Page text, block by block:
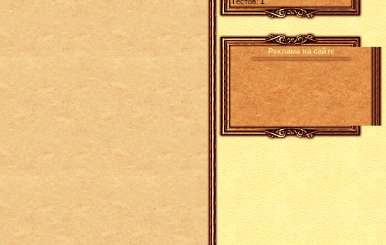
Реклама на сайте